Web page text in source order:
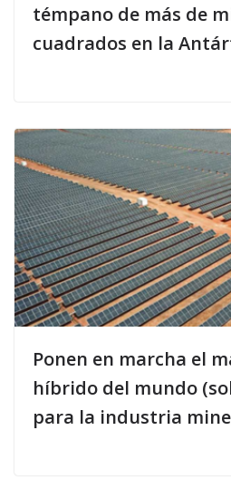
témpano de más de
cuadrados en la
Ponen en marcha el
híbrido del mundo
para la industria